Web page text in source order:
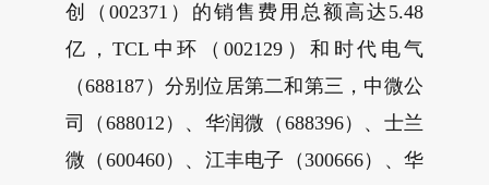
创（002371）的销售费用总额高达5.48
亿，TCL中环（002129）和时代电气
（688187）分别位居第二和第三，中微公
司（688012）、华润微（688396）、士兰
微（600460）、江丰电子（300666）、华